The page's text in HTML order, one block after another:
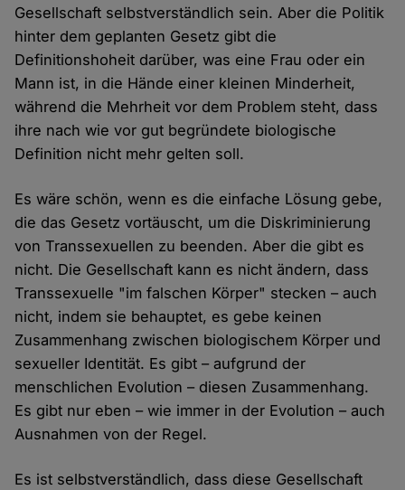
Gesellschaft selbstverständlich sein. Aber die Politik
hinter dem geplanten Gesetz gibt die
Definitionshoheit darüber, was eine Frau oder ein
Mann ist, in die Hände einer kleinen Minderheit,
während die Mehrheit vor dem Problem steht, dass
ihre nach wie vor gut begründete biologische
Definition nicht mehr gelten soll.
Es wäre schön, wenn es die einfache Lösung gebe,
die das Gesetz vortäuscht, um die Diskriminierung
von Transsexuellen zu beenden. Aber die gibt es
nicht. Die Gesellschaft kann es nicht ändern, dass
Transsexuelle "im falschen Körper" stecken – auch
nicht, indem sie behauptet, es gebe keinen
Zusammenhang zwischen biologischem Körper und
sexueller Identität. Es gibt – aufgrund der
menschlichen Evolution – diesen Zusammenhang.
Es gibt nur eben – wie immer in der Evolution – auch
Ausnahmen von der Regel.
Es ist selbstverständlich, dass diese Gesellschaft